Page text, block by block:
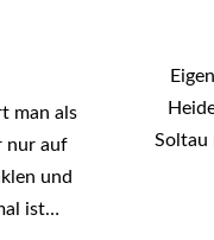
man als
nur auf
und
ist…
Soltau